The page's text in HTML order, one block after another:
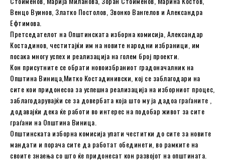
Венцо Вуинов, Златко Постолов, Звонко Вангелов и Александра
Ефтимова.
Претседателот на Општинската изборна комисија, Александар
Костадинов, честитајќи им на новите народни избраници, им
посака многу успех и реализација на голем број проекти.
Кон присутните се обрати новоизбраниот градоначалник на
Општина Виница,Митко Костадинивски, кој се заблагодари на
сите кои придонесоа за успешна реализација на изборниот процес,
заблагодарувајќи се за довербата која што му ја дадоа граѓаните ,
додавајќи дека ќе работи во интерес на подобар живот за сите
граѓани на Општина Виница.
Општинската изборна комисија упати честитки до сите за новите
мандати и порача сите да работат обединети, во рамките на
своите знаења со што ќе придонесат кон развојот на општината.